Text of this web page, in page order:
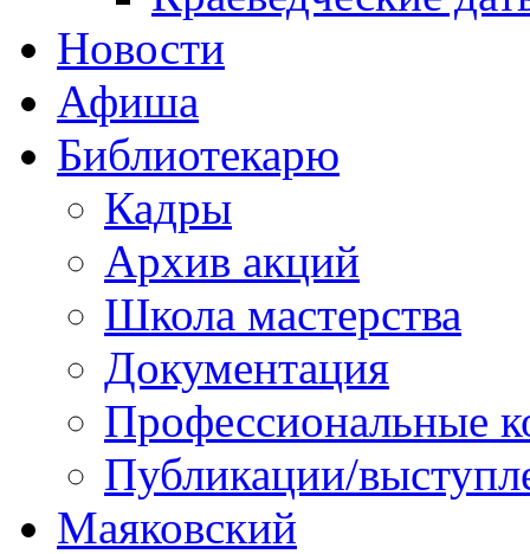
Новости
Афиша
Библиотекарю
Кадры
Архив акций
Школа мастерства
Документация
Профессиональные
Публикации/
Маяковский